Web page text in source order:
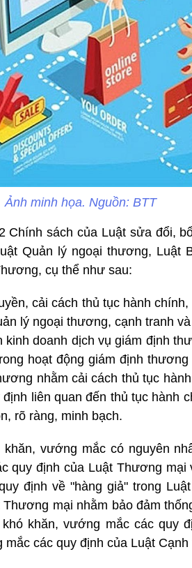
Ảnh minh họa. Nguồn: BTT
Chính sách của Luật sửa đổi,
Quản lý ngoại thương, Luật
cụ thể như sau:
cải cách thủ tục hành
lý ngoại thương, cạnh tranh
doanh dịch vụ giám định
hoạt động giám định
nhằm cải cách thủ tục
liên quan đến thủ tục hành
rõ ràng, minh bạch.
vướng mắc có nguyên
quy định của Luật Thương mại
định về "hàng giả" trong
mại nhằm bảo đảm
khăn, vướng mắc các quy
các quy định của Luật Cạnh